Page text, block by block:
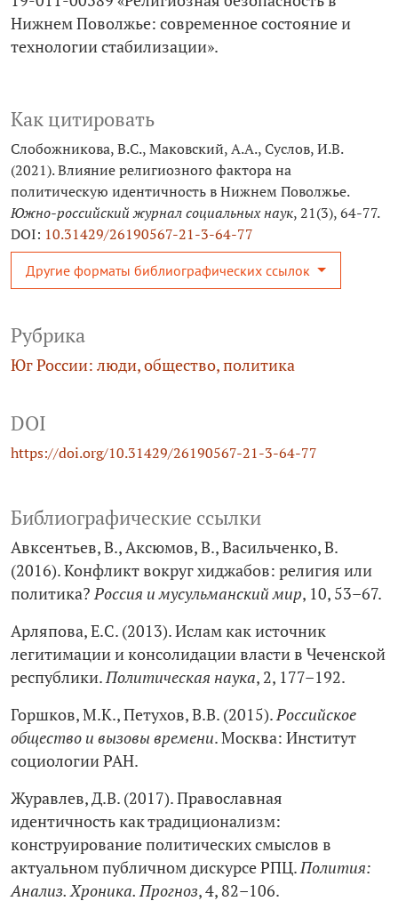
Рубрика
Юг России: люди, общество, политика
DOI
https://doi.org/10.31429/26190567-21-3-64-77
Как цитировать
Слобожникова, В.С., Маковский, А.А., Суслов, И.В.
(2021). Влияние религиозного фактора на
политическую идентичность в Нижнем Поволжье.
Южно-российский журнал социальных наук, 21(3), 64-77.
DOI: 10.31429/26190567-21-3-64-77
Другие форматы библиографических ссылок
Нижнем Поволжье: современное состояние и
технологии стабилизации».
Библиографические ссылки
Авксентьев, В., Аксюмов, В., Васильченко, В.
(2016). Конфликт вокруг хиджабов: религия или
политика?Россия и мусульманский мир, 10, 53–67.
Арляпова, Е.С. (2013). Ислам как источник
легитимации и консолидации власти в Чеченской
республики.Политическая наука, 2, 177–192.
Горшков, М.К., Петухов, В.В. (2015).Российское
общество и вызовы времени. Москва: Институт
социологии РАН.
Журавлев, Д.В. (2017). Православная
идентичность как традиционализм:
конструирование политических смыслов в
актуальном публичном дискурсе РПЦ.Полития:
Анализ. Хроника. Прогноз, 4, 82–106.